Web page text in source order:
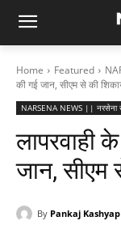
Home Featured
की गई जान, सीएम से की
NARSENA NEWS || नरसेना
लापरवाही
जान, सीएम
By Pankaj Kashyap